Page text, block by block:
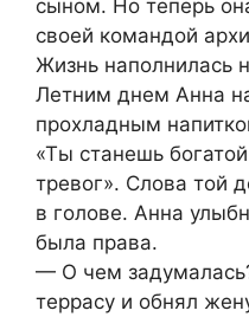
сыном. Но теперь
своей командой
Жизнь наполнилась
Летним днем Анна
прохладным
«Ты станешь
тревог». Слова той
в голове. Анна
была права.
— О чем
террасу и обнял